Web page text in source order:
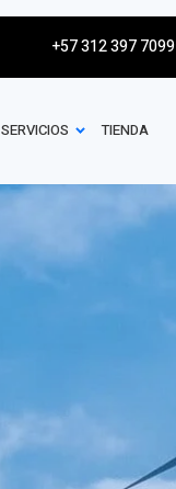
+57 312 397 7099
SERVICIOS TIENDA